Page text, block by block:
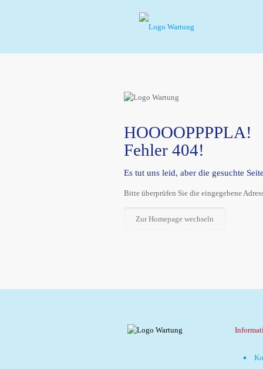
HOOOOPPPPLA!
Fehler 404!
Es tut uns leid, aber die gesuchte
Bitte überprüfen Sie die eingegebene
Zur Homepage wechseln